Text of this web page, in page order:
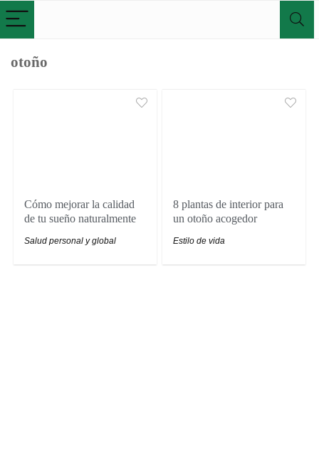
otoño
Cómo mejorar la calidad
de tu sueño naturalmente
Salud personal y global
8 plantas de interior para
un otoño acogedor
Estilo de vida